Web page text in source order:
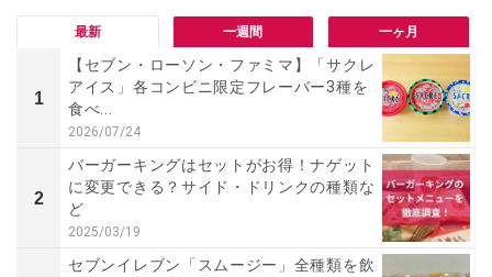
最新 一週間 一ヶ月
1
【セブン・ローソン・ファミマ】「サクレ
アイス」各コンビニ限定フレーバー3種を
食べ...
2026/07/24
2
バーガーキングはセットがお得！ナゲット
に変更できる？サイド・ドリンクの種類な
ど
2025/03/19
セブンイレブン「スムージー」全種類を飲